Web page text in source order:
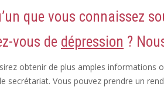
que vous connaissez
vous de dépression ?
obtenir de plus amples informations
le secrétariat. Vous pouvez prendre un